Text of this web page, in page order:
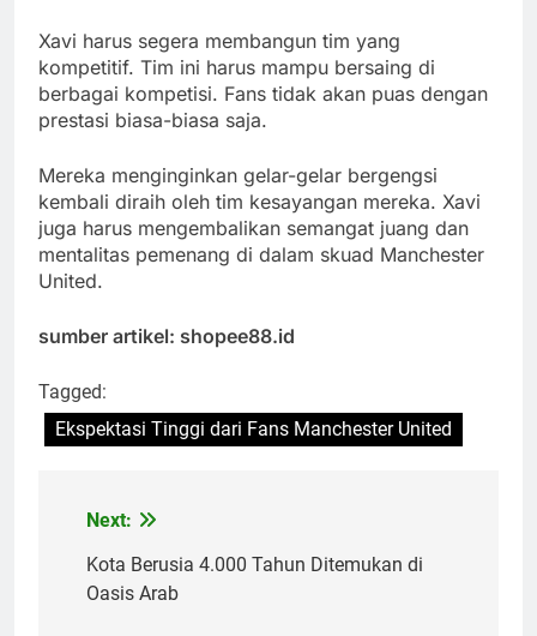
Xavi harus segera membangun tim yang
kompetitif. Tim ini harus mampu bersaing di
berbagai kompetisi. Fans tidak akan puas dengan
prestasi biasa-biasa saja.
Mereka menginginkan gelar-gelar bergengsi
kembali diraih oleh tim kesayangan mereka. Xavi
juga harus mengembalikan semangat juang dan
mentalitas pemenang di dalam skuad Manchester
United.
sumber artikel: shopee88.id
Tagged:
Ekspektasi Tinggi dari Fans Manchester United
Post
navigation
Next:
Kota Berusia 4.000 Tahun Ditemukan di
Oasis Arab